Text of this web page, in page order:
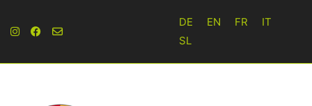
DE EN FR
IT
SL